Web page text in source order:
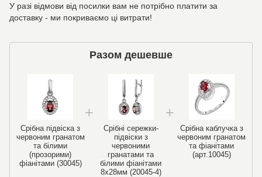
У разі відмови від посилки вам не потрібно платити за
доставку - ми покриваємо ці витрати!
Разом дешевше
Срібна підвіска з
червоним гранатом
та білими
(прозорими)
фіанітами (30045)
Срібні сережки-
підвіски з
червоними
гранатами та
білими фіанітами
8х28мм (20045-4)
Срібна каблучка з
червоним гранатом
та фіанітами
(арт.10045)